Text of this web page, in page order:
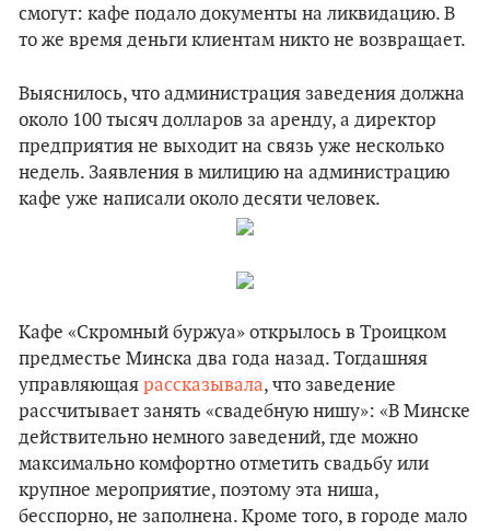
смогут: кафе подало документы на ликвидацию. В
то же время деньги клиентам никто не возвращает.
Выяснилось, что администрация заведения должна
около 100 тысяч долларов за аренду, а директор
предприятия не выходит на связь уже несколько
недель. Заявления в милицию на администрацию
кафе уже написали около десяти человек.
Кафе «Скромный буржуа» открылось в Троицком
предместье Минска два года назад. Тогдашняя
управляющая рассказывала, что заведение
рассчитывает занять «свадебную нишу»: «В Минске
действительно немного заведений, где можно
максимально комфортно отметить свадьбу или
крупное мероприятие, поэтому эта ниша,
бесспорно, не заполнена. Кроме того, в городе мало